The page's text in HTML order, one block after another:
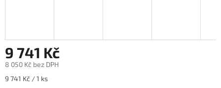
9 741 Kč
8 050 Kč bez DPH
Měrná
9 741 Kč / 1 ks